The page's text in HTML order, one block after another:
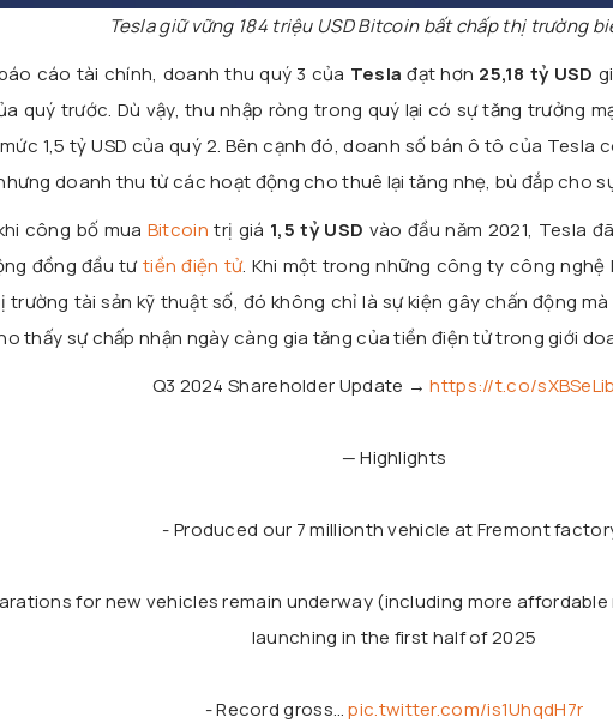
Tesla giữ vững 184 triệu USD Bitcoin bất chấp thị trường
cáo tài chính, doanh thu quý 3 của Tesla đạt hơn 25,18 tỷ USD
quý trước. Dù vậy, thu nhập ròng trong quý lại có sự tăng trưởng
1,5 tỷ USD của quý 2. Bên cạnh đó, doanh số bán ô tô của Tesla
doanh thu từ các hoạt động cho thuê lại tăng nhẹ, bù đắp cho
công bố mua Bitcoin trị giá 1,5 tỷ USD vào đầu năm 2021, Tesla
đồng đầu tưtiền điện tử. Khi một trong những công ty công nghệ
trường tài sản kỹ thuật số, đó không chỉ là sự kiện gây chấn động
thấy sự chấp nhận ngày càng gia tăng của tiền điện tử trong giới
Q3 2024 Shareholder Update →https://t.co/
— Highlights
- Produced our 7 millionth vehicle at Fremont
for new vehicles remain underway (including more
launching in the first half of 2025
- Record gross…pic.twitter.com/is1UhqdH7r